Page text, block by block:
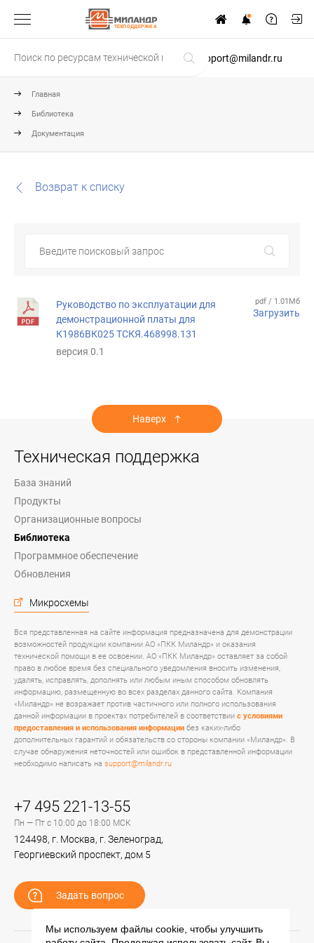
ТЕХПОДДЕРЖКА
support@milandr.ru
Главная
Библиотека
Документация
Возврат к списку
Руководство по эксплуатации для
демонстрационной платы для
К1986ВК025 ТСКЯ.468998.131
версия 0.1
pdf / 1.01Мб
Загрузить
Наверх
Техническая поддержка
База знаний
Продукты
Организационные вопросы
Библиотека
Программное обеспечение
Обновления
Микросхемы
Вся представленная на сайте информация предназначена для демонстрации
возможностей продукции компании АО «ПКК Миландр» и оказания
технической помощи в ее освоении. АО «ПКК Миландр» оставляет за собой
право в любое время без специального уведомления вносить изменения,
удалять, исправлять, дополнять или любым иным способом обновлять
информацию, размещенную во всех разделах данного сайта. Компания
«Миландр» не возражает против частичного или полного использования
данной информации в проектах потребителей в соответствии с условиями
предоставления и использования информации без каких-либо
дополнительных гарантий и обязательств со стороны компании «Миландр». В
случае обнаружения неточностей или ошибок в представленной информации
необходимо написать на support@milandr.ru
+7 495 221-13-55
Пн — Пт с 10:00 до 18:00 МСК
124498, г. Москва, г. Зеленоград,
Георгиевский проспект, дом 5
Задать вопрос
Мы используем файлы cookie, чтобы улучшить